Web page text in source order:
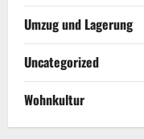
Umzug und Lagerung
Uncategorized
Wohnkultur